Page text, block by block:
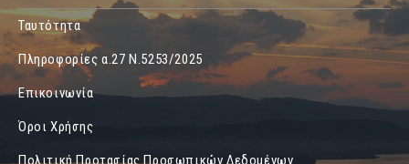
Ταυτότητα
Πληροφορίες α.27 Ν.5253/2025
Επικοινωνία
Όροι Χρήσης
Πολιτική Προτασίας Προσωπικών Δεδομένων